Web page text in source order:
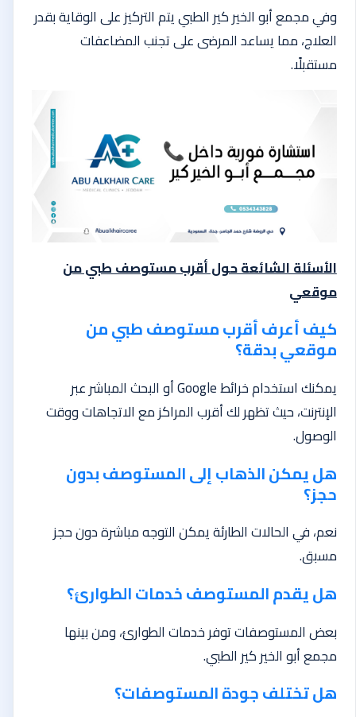
وفي مجمع أبو الخير كير الطبي يتم التركيز على الوقاية بقدر
العلاج، مما يساعد المرضى على تجنب المضاعفات
مستقبلًا.
الأسئلة الشائعة حول أقرب مستوصف طبي من
موقعي
كيف أعرف أقرب مستوصف طبي من
موقعي بدقة؟
يمكنك استخدام خرائط Google أو البحث المباشر عبر
الإنترنت، حيث تظهر لك أقرب المراكز مع الاتجاهات ووقت
الوصول.
هل يمكن الذهاب إلى المستوصف بدون
حجز؟
نعم، في الحالات الطارئة يمكن التوجه مباشرة دون حجز
مسبق.
هل يقدم المستوصف خدمات الطوارئ؟
بعض المستوصفات توفر خدمات الطوارئ، ومن بينها
مجمع أبو الخير كير الطبي.
هل تختلف جودة المستوصفات؟